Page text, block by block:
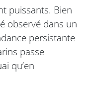
puissants. Bien
observé dans un
persistante
passe
qu’en